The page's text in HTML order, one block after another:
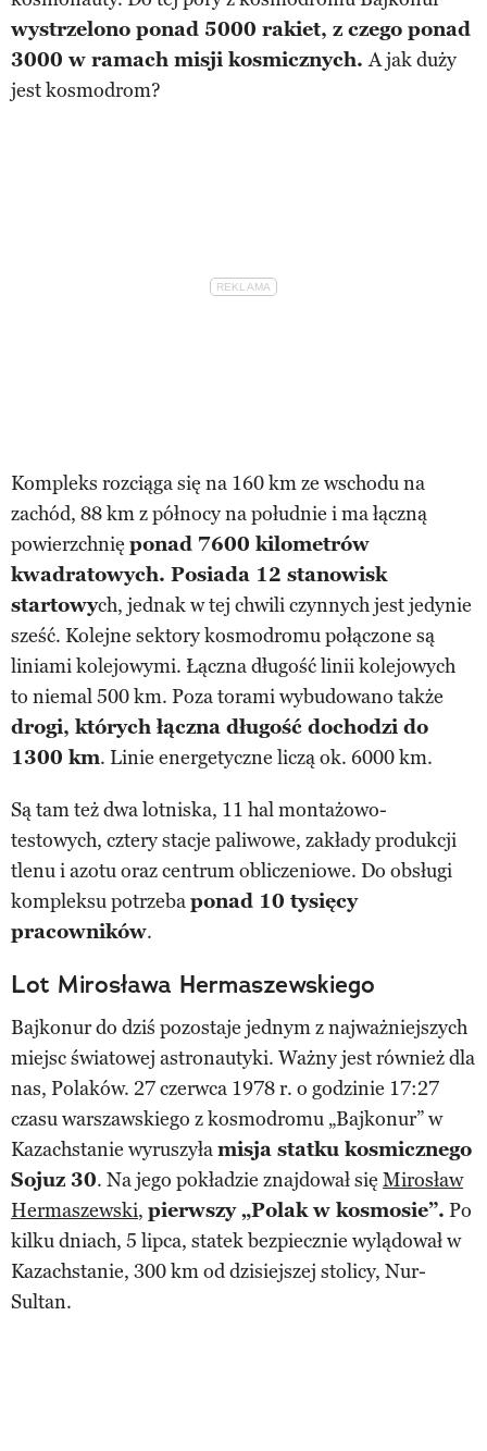
wystrzelono ponad 5000 rakiet, z czego ponad
3000 w ramach misji kosmicznych.A jak duży
jest kosmodrom?
Kompleks rozciąga się na 160 km ze wschodu na
zachód, 88 km z północy na południe i ma łączną
powierzchnię ponad 7600 kilometrów
kwadratowych. Posiada 12 stanowisk
startowych, jednak w tej chwili czynnych jest jedynie
sześć. Kolejne sektory kosmodromu połączone są
liniami kolejowymi. Łączna długość linii kolejowych
to niemal 500 km. Poza torami wybudowano także
drogi, których łączna długość dochodzi do
1300 km. Linie energetyczne liczą ok. 6000 km.
Są tam też dwa lotniska, 11 hal montażowo-
testowych, cztery stacje paliwowe, zakłady produkcji
tlenu i azotu oraz centrum obliczeniowe. Do obsługi
kompleksu potrzebaponad 10 tysięcy
pracowników.
Lot Mirosława Hermaszewskiego
Bajkonur do dziś pozostaje jednym z najważniejszych
miejsc światowej astronautyki. Ważny jest również dla
nas, Polaków. 27 czerwca 1978 r. o godzinie 17:27
czasu warszawskiego z kosmodromu „Bajkonur” w
Kazachstanie wyruszyłamisja statku kosmicznego
Sojuz 30. Na jego pokładzie znajdował się Mirosław
Hermaszewski, pierwszy „Polak w kosmosie”. Po
kilku dniach, 5 lipca, statek bezpiecznie wylądował w
Kazachstanie, 300 km od dzisiejszej stolicy, Nur-
Sultan.